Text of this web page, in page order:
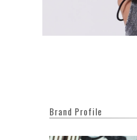
Brand Profile